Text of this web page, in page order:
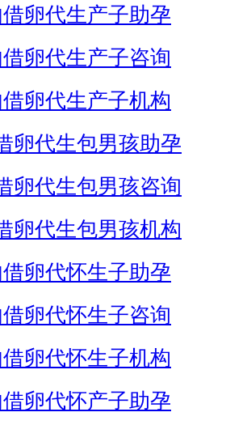
借卵代生产子助孕
借卵代生产子咨询
借卵代生产子机构
卵代生包男孩助孕
卵代生包男孩咨询
卵代生包男孩机构
借卵代怀生子助孕
借卵代怀生子咨询
借卵代怀生子机构
借卵代怀产子助孕